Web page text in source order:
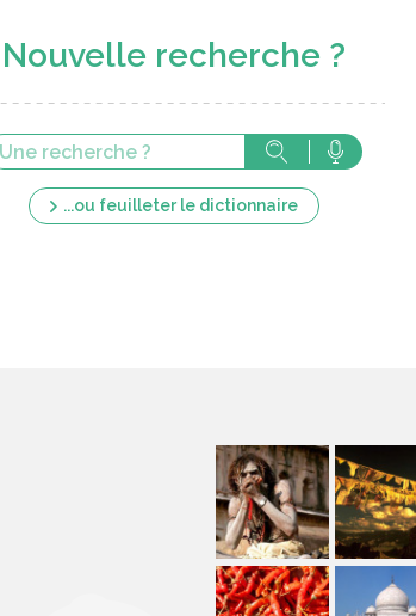
Nouvelle recherche ?
...ou feuilleter le dictionnaire